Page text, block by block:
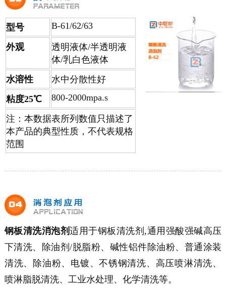
型号 B-61/62/63
外观
透明液体/半透明液
体/乳白色液体
水溶性
水中分散性好
粘度25℃
800-2000mpa.s
注：本数据表所列数值只描述了
本产品的典型性质，不代表规格
范围
钢板清洗消泡剂适用于钢板清洗剂,通用强酸强碱高压
下清洗、除油剂/脱脂粉、碱性铝件除油粉、普通涂装
清洗、除油粉、电镀、不锈钢清洗、高压喷淋清洗、
喷淋脂脱清洗、工业水处理、化学清洗等。